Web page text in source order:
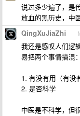
说过多少遍了，是
放血的黑历史，中
QingXuJiaZhi
我还是感叹人们逻
易把两个事情搞混：
1. 有没有用（有没
2. 是否科学
中医是不科学，但